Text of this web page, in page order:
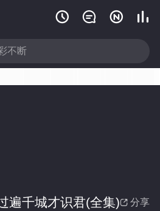
   
 分享
遍千城才识君(全集)